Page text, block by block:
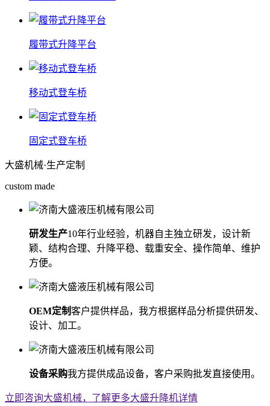
履带式升降平台
移动式登车桥
固定式登车桥
大盛机械·生产定制
custom made
研发生产10年行业经验，机器自主独立研发，设计新
颖、结构合理、升降平稳、载重安全、操作简单、维护
方便。
OEM定制客户提供样品，我方根据样品分析提供研发、
设计、加工。
设备采购我方提供成品设备，客户采购批发直接使用。
立即咨询大盛机械，了解更多大盛升降机详情